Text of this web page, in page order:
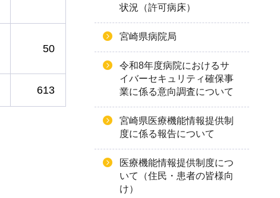
50
613
状況（許可病床）
宮崎県病院局
令和8年度病院におけるサ
イバーセキュリティ確保事
業に係る意向調査について
宮崎県医療機能情報提供制
度に係る報告について
医療機能情報提供制度につ
いて（住民・患者の皆様向
け）